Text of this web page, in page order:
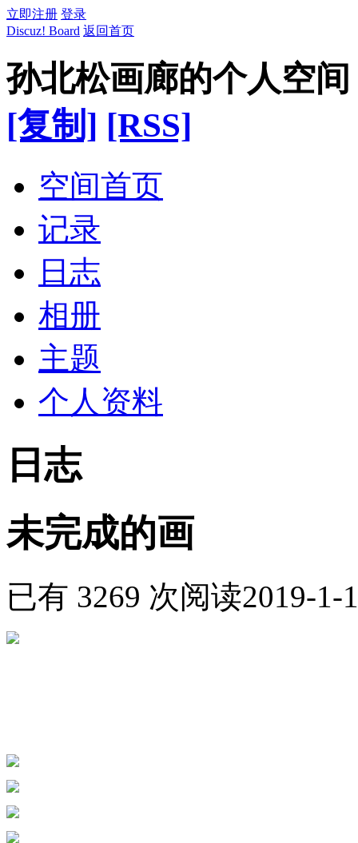
立即注册 登录
Discuz! Board 返回首页
孙北松画廊的个人空间
[复制] [RSS]
空间首页
记录
日志
相册
主题
个人资料
日志
未完成的画
已有 3269 次阅读2019-1-